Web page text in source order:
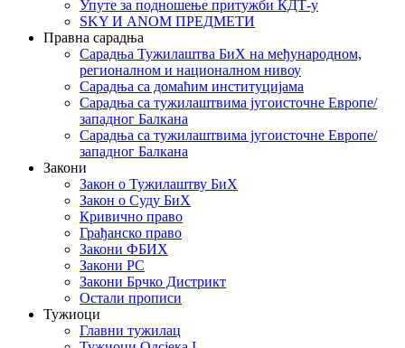
Упуте за подношење притужби КДТ-у
SKY И ANOM ПРЕДМЕТИ
Правна сарадња
Сарадња Тужилаштва БиХ на међународном,
регионалном и националном нивоу
Сарадња са домаћим институцијама
Сарадња са тужилаштвима југоисточне Европе/
западног Балкана
Сарадња са тужилаштвима југоисточне Европе/
западног Балкана
Закони
Закон о Тужилаштву БиХ
Закон о Суду БиХ
Кривично право
Грађанско право
Закони ФБИХ
Закони РС
Закони Брчко Дистрикт
Остали прописи
Тужиоци
Главни тужилац